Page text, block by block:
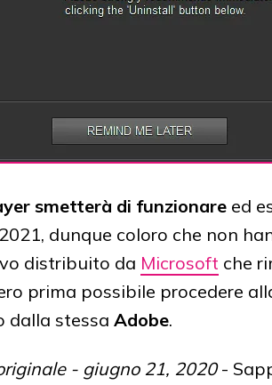
smetterà di funzionare ed
dunque coloro che non
distribuito da Microsoft che
prima possibile procedere
dalla stessa Adobe.
- giugno 21, 2020-